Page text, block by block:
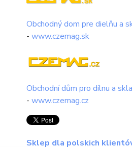
Obchodný dom pre dielňu a
- www.czemag.sk
Obchodní dům pro dílnu a
- www.czemag.cz
Sklep dla polskich